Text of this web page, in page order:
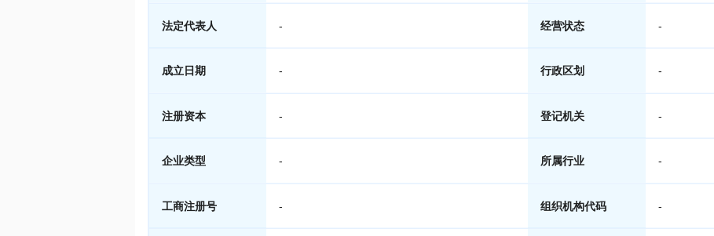
法定代表人 - 经营状态 -
成立日期 - 行政区划 -
注册资本 - 登记机关 -
企业类型 - 所属行业 -
工商注册号 - 组织机构代码 -